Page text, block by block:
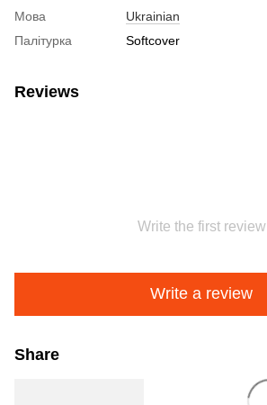
Мова
Ukrainian
Палітурка
Softcover
Reviews
Write the first review
Write a review
Share